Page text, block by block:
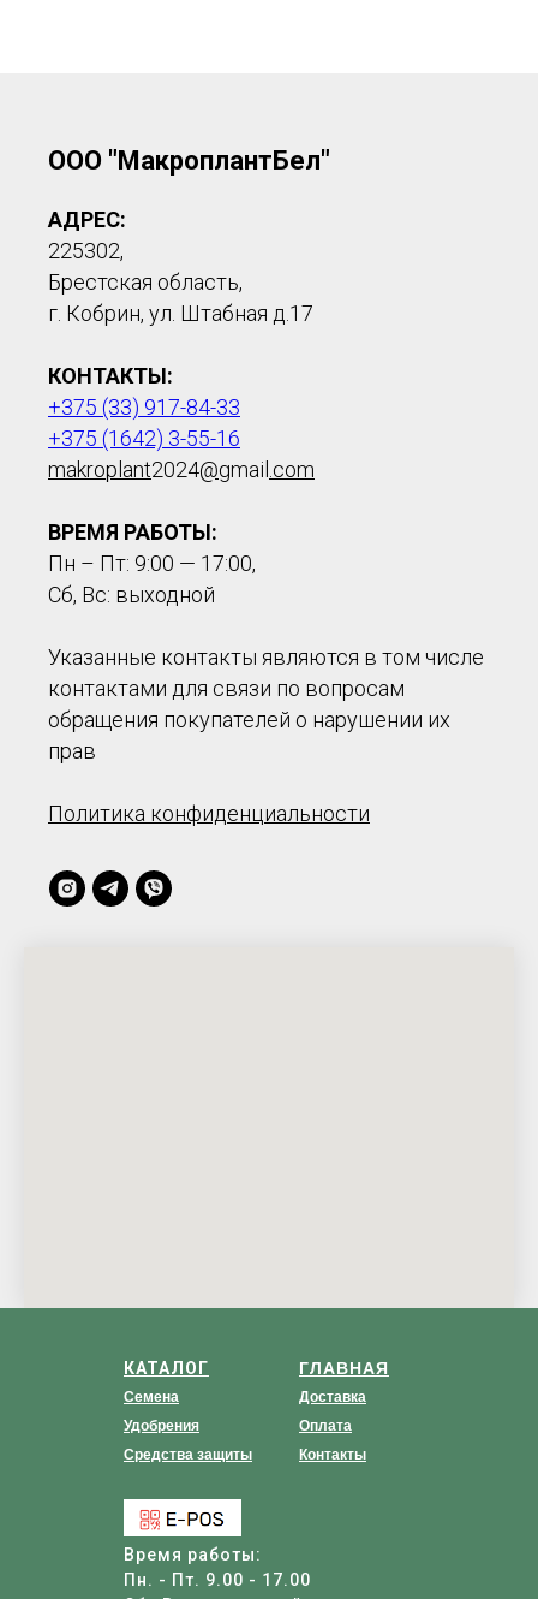
ООО "МакроплантБел"
АДРЕС:
225302,
Брестская область,
г. Кобрин, ул. Штабная д.17
КОНТАКТЫ:
+375 (33) 917-84-33
+375 (1642) 3-55-16
makroplant2024@gmail .com
ВРЕМЯ РАБОТЫ:
Пн – Пт: 9:00 — 17:00,
Сб, Вс: выходной
Указанные контакты являются в том числе
контактами для связи по вопросам
обращения покупателей о нарушении их
прав
Политика конфиденциальности
ГЛАВНАЯ
Доставка
Оплата
Контакты
Время работы:
Пн. - Пт. 9.00 - 17.00
КАТАЛОГ
Семена
Удобрения
Средства защиты